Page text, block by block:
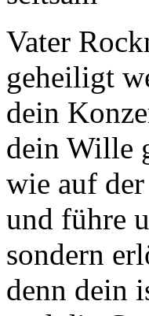
Vater
geheiligt
dein
dein Wille
wie auf
und führe
sondern
denn dein